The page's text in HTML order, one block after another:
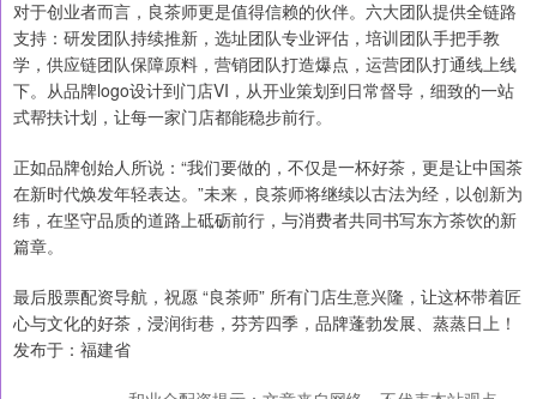
对于创业者而言，良茶师更是值得信赖的伙伴。六大团队提供全链路
支持：研发团队持续推新，选址团队专业评估，培训团队手把手教
学，供应链团队保障原料，营销团队打造爆点，运营团队打通线上线
下。从品牌logo设计到门店VI，从开业策划到日常督导，细致的一站
式帮扶计划，让每一家门店都能稳步前行。
正如品牌创始人所说：“我们要做的，不仅是一杯好茶，更是让中国茶
在新时代焕发年轻表达。”未来，良茶师将继续以古法为经，以创新为
纬，在坚守品质的道路上砥砺前行，与消费者共同书写东方茶饮的新
篇章。
最后股票配资导航，祝愿 “良茶师” 所有门店生意兴隆，让这杯带着匠
心与文化的好茶，浸润街巷，芬芳四季，品牌蓬勃发展、蒸蒸日上！
发布于：福建省